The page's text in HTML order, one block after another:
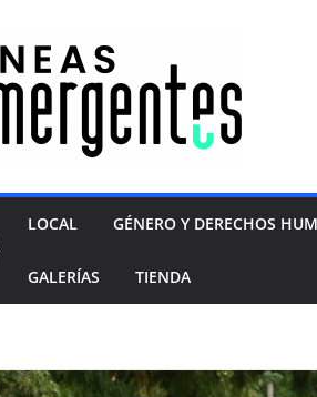
LOCAL GÉNERO Y DERECHOS
GALERÍAS TIENDA